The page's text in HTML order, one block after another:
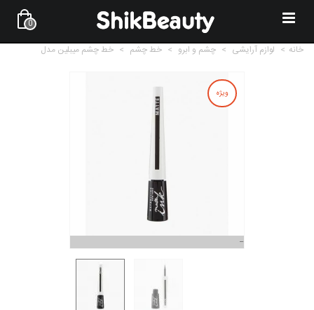
0
خانه > لوازم آرایشی > چشم و ابرو > خط چشم > خط چشم میبلین مدل
ویژه